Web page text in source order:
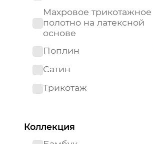
Махровое трикотажное
полотно на латексной
основе
Поплин
Сатин
Трикотаж
Коллекция